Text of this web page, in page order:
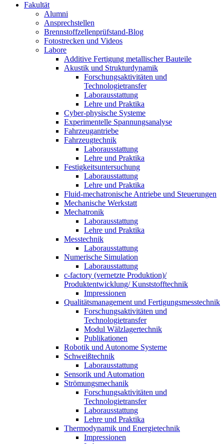
Fakultät
Alumni
Ansprechstellen
Brennstoffzellenprüfstand-Blog
Fotostrecken und Videos
Labore
Additive Fertigung metallischer Bauteile
Akustik und Strukturdynamik
Forschungsaktivitäten und
Technologietransfer
Laborausstattung
Lehre und Praktika
Cyber-physische Systeme
Experimentelle Spannungsanalyse
Fahrzeugantriebe
Fahrzeugtechnik
Laborausstattung
Lehre und Praktika
Festigkeitsuntersuchung
Laborausstattung
Lehre und Praktika
Fluid-mechatronische Antriebe und Steuerungen
Mechanische Werkstatt
Mechatronik
Laborausstattung
Lehre und Praktika
Messtechnik
Laborausstattung
Numerische Simulation
Laborausstattung
c-factory (vernetzte Produktion)/
Produktentwicklung/ Kunststofftechnik
Impressionen
Qualitätsmanagement und Fertigungsmesstechnik
Forschungsaktivitäten und
Technologietransfer
Modul Wälzlagertechnik
Publikationen
Robotik und Autonome Systeme
Schweißtechnik
Laborausstattung
Sensorik und Automation
Strömungsmechanik
Forschungsaktivitäten und
Technologietransfer
Laborausstattung
Lehre und Praktika
Thermodynamik und Energietechnik
Impressionen